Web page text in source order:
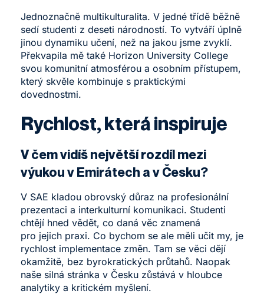
Jednoznačně multikulturalita. V jedné třídě běžně
sedí studenti z deseti národností. To vytváří úplně
jinou dynamiku učení, než na jakou jsme zvyklí.
Překvapila mě také Horizon University College
svou komunitní atmosférou a osobním přístupem,
který skvěle kombinuje s praktickými
dovednostmi.
Rychlost, která inspiruje
V čem vidíš největší rozdíl mezi
výukou v Emirátech a v Česku?
V SAE kladou obrovský důraz na profesionální
prezentaci a interkulturní komunikaci. Studenti
chtějí hned vědět, co daná věc znamená
pro jejich praxi. Co bychom se ale měli učit my, je
rychlost implementace změn. Tam se věci dějí
okamžitě, bez byrokratických průtahů. Naopak
naše silná stránka v Česku zůstává v hloubce
analytiky a kritickém myšlení.